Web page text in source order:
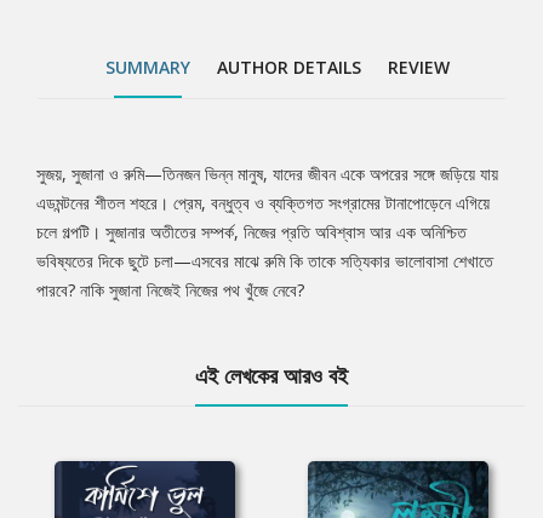
SUMMARY AUTHOR DETAILS REVIEW
Tab
Article
সুজয়, সুজানা ও রুমি—তিনজন ভিন্ন মানুষ, যাদের জীবন একে অপরের সঙ্গে জড়িয়ে যায়
এডমন্টনের শীতল শহরে। প্রেম, বন্ধুত্ব ও ব্যক্তিগত সংগ্রামের টানাপোড়েনে এগিয়ে
চলে গল্পটি। সুজানার অতীতের সম্পর্ক, নিজের প্রতি অবিশ্বাস আর এক অনিশ্চিত
ভবিষ্যতের দিকে ছুটে চলা—এসবের মাঝে রুমি কি তাকে সত্যিকার ভালোবাসা শেখাতে
পারবে? নাকি সুজানা নিজেই নিজের পথ খুঁজে নেবে?
এই লেখকের আরও বই